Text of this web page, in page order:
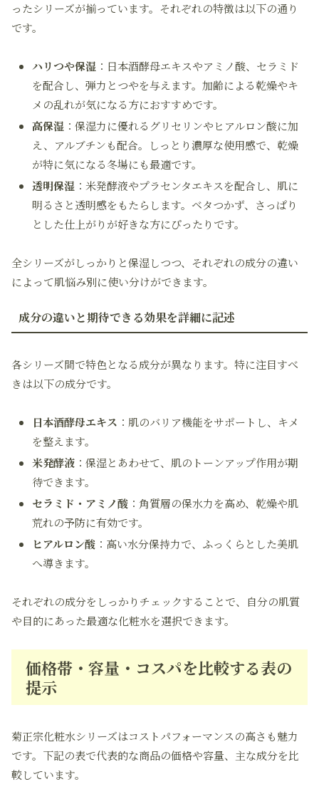
ったシリーズが揃っています。それぞれの特徴は以下の通り
です。
ハリつや保湿 ：日本酒酵母エキスやアミノ酸、セラミド
を配合し、弾力とつやを与えます。加齢による乾燥やキ
メの乱れが気になる方におすすめです。
高保湿 ：保湿力に優れるグリセリンやヒアルロン酸に加
え、アルブチンも配合。しっとり濃厚な使用感で、乾燥
が特に気になる冬場にも最適です。
透明保湿 ：米発酵液やプラセンタエキスを配合し、肌に
明るさと透明感をもたらします。ベタつかず、さっぱり
とした仕上がりが好きな方にぴったりです。
全シリーズがしっかりと保湿しつつ、それぞれの成分の違い
によって肌悩み別に使い分けができます。
成分の違いと期待できる効果を詳細に記述
各シリーズ間で特色となる成分が異なります。特に注目すべ
きは以下の成分です。
日本酒酵母エキス ：肌のバリア機能をサポートし、キメ
を整えます。
米発酵液 ：保湿とあわせて、肌のトーンアップ作用が期
待できます。
セラミド・アミノ酸 ：角質層の保水力を高め、乾燥や肌
荒れの予防に有効です。
ヒアルロン酸 ：高い水分保持力で、ふっくらとした美肌
へ導きます。
それぞれの成分をしっかりチェックすることで、自分の肌質
や目的にあった最適な化粧水を選択できます。
価格帯・容量・コスパを比較する表の
提示
菊正宗化粧水シリーズはコストパフォーマンスの高さも魅力
です。下記の表で代表的な商品の価格や容量、主な成分を比
較しています。